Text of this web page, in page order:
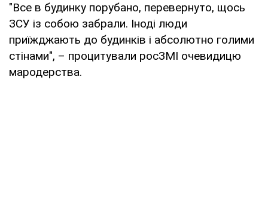
"Все в будинку порубано, перевернуто, щось
ЗСУ із собою забрали. Іноді люди
приїжджають до будинків і абсолютно голими
стінами", – процитували росЗМІ очевидицю
мародерства.